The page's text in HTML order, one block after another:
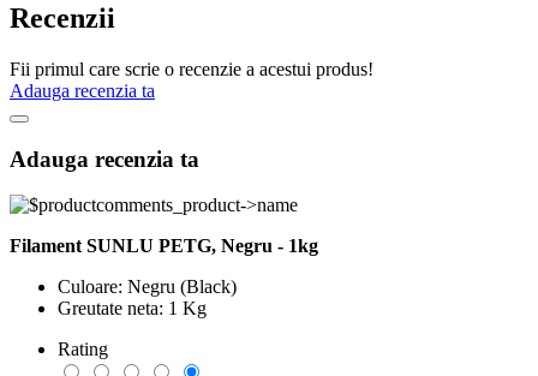
Recenzii
Fii primul care scrie o recenzie a acestui produs!
Adauga recenzia ta
Adauga recenzia ta
Filament SUNLU PETG, Negru - 1kg
Culoare: Negru (Black)
Greutate neta: 1 Kg
Rating